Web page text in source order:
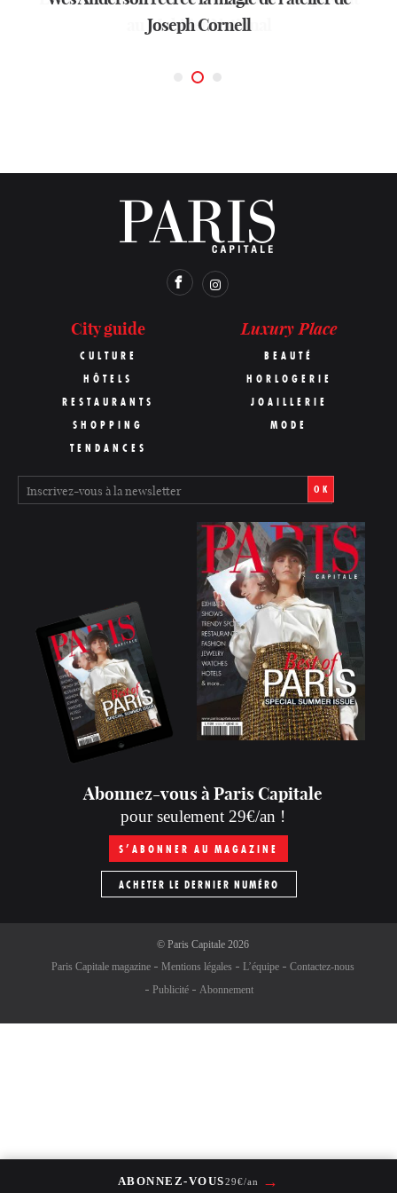
Joseph Cornell
au Mobilier National
La Fondation Cartier en mode performance
City guide
CULTURE
HÔTELS
RESTAURANTS
SHOPPING
TENDANCES
Luxury Place
BEAUTÉ
HORLOGERIE
JOAILLERIE
MODE
OK
Abonnez-vous à Paris Capitale
pour seulement 29€/an !
S’ABONNER AU MAGAZINE
ACHETER LE DERNIER NUMÉRO
© Paris Capitale2026
Paris Capitale magazine
Mentions légales L’équipe
Contactez-nous
Publicité
Abonnement
ABONNEZ-VOUS29€/an →